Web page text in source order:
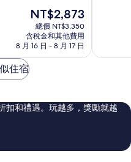
現
在
價
格
為
NT$2,873
總價 NT$3,350
含稅金和其他費用
8 月 16 日 - 8 月 17 日
夠
評
論
住宿
扣和禮遇。玩越多，獎勵就越